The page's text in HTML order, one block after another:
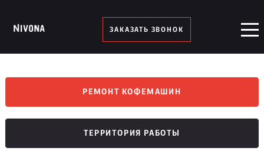
ЗАКАЗАТЬ ЗВОНОК
РЕМОНТ КОФЕМАШИН
ТЕРРИТОРИЯ РАБОТЫ